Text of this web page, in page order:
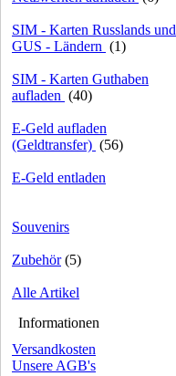
SIM - Karten Russlands und
GUS - Ländern (1)
SIM - Karten Guthaben
aufladen (40)
E-Geld aufladen
(Geldtransfer) (56)
E-Geld entladen
Souvenirs
Zubehör(5)
Alle Artikel
Informationen
Versandkosten
Unsere AGB's